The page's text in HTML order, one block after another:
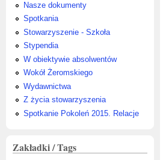
Nasze dokumenty
Spotkania
Stowarzyszenie - Szkoła
Stypendia
W obiektywie absolwentów
Wokół Żeromskiego
Wydawnictwa
Z życia stowarzyszenia
Spotkanie Pokoleń 2015. Relacje
Zakładki / Tags